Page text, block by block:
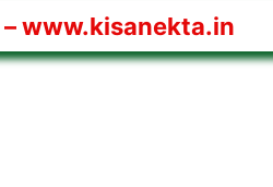
– www.kisanekta.in